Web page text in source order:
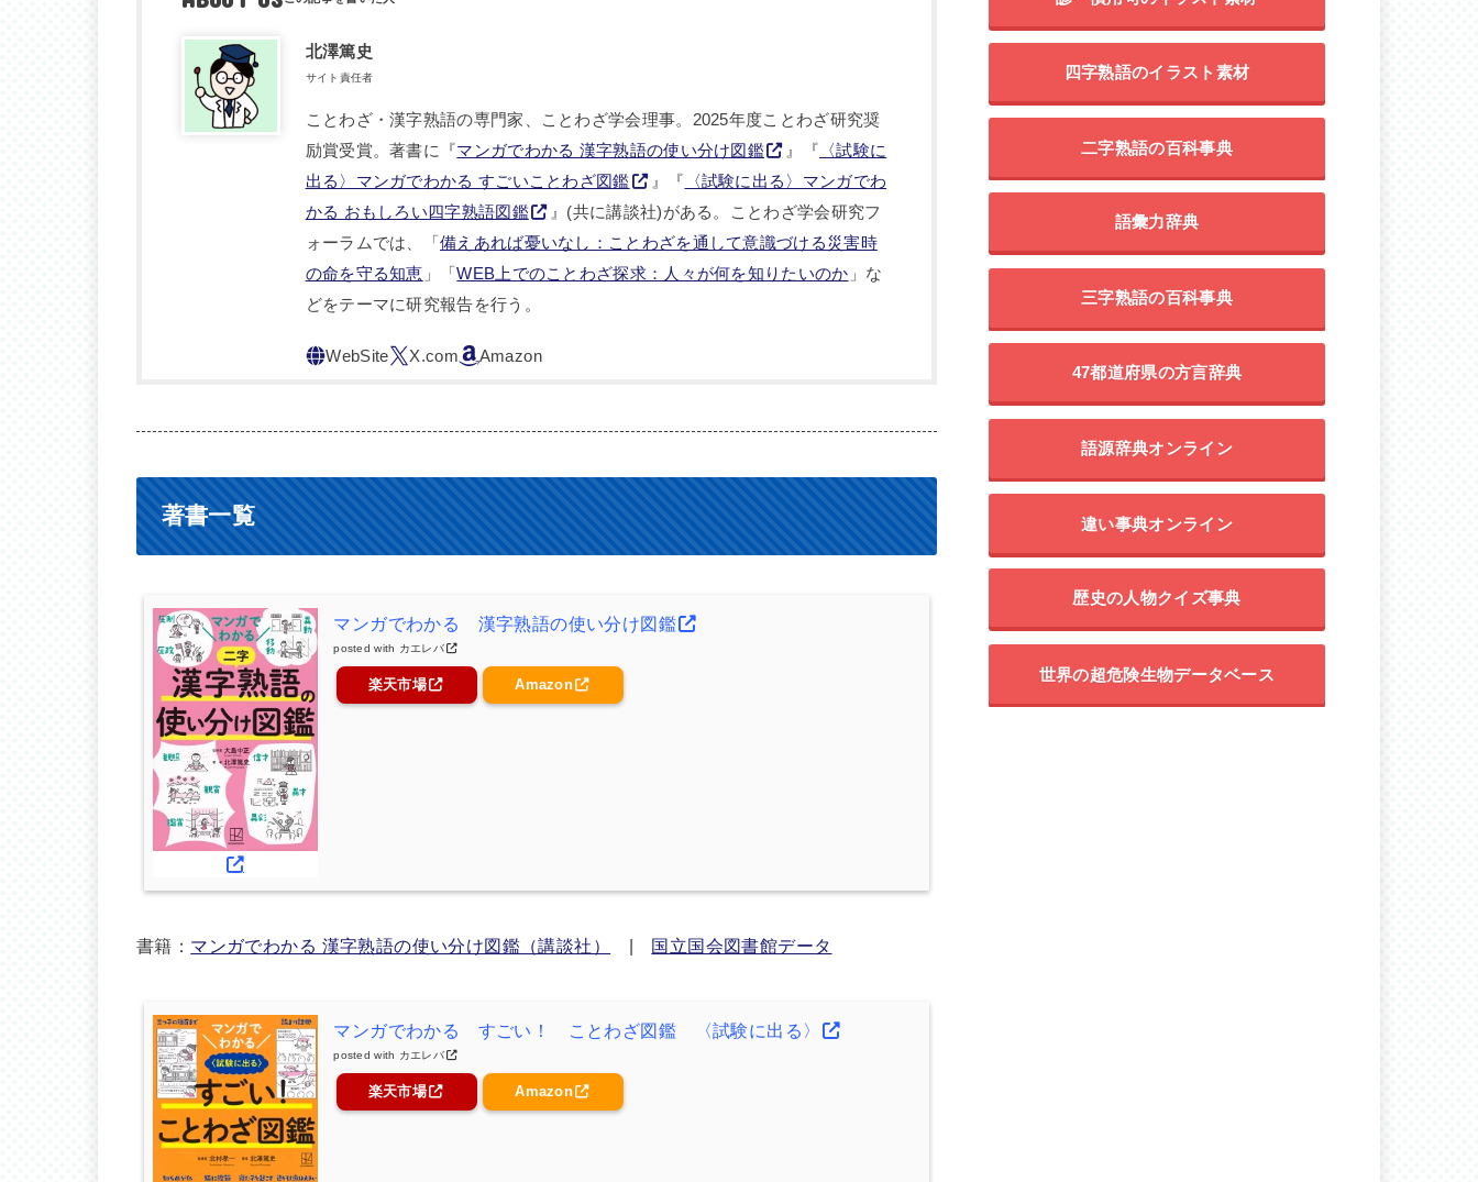
北澤篤史
サイト責任者
ことわざ・漢字熟語の専門家、ことわざ学会理事。2025年度ことわざ研究奨
励賞受賞。著書に『マンガでわかる 漢字熟語の使い分け図鑑 』『 〈試験に
出る〉マンガでわかる すごいことわざ図鑑
』『 〈試験に出る〉マンガでわ
かる おもしろい四字熟語図鑑
』(共に講談社)がある。ことわざ学会研究フ
ォーラムでは、「備えあれば憂いなし：ことわざを通して意識づける災害時
の命を守る知恵 」「WEB上でのことわざ探求：人々が何を知りたいのか 」な
どをテーマに研究報告を行う。
著書一覧
マンガでわかる 漢字熟語の使い分け図鑑
posted with カエレバ
楽天市場 Amazon
書籍： マンガでわかる 漢字熟語の使い分け図鑑（講談社） | 国立国会図書館データ
マンガでわかる すごい！ ことわざ図鑑 〈試験に出る〉
posted with カエレバ
楽天市場 Amazon
四字熟語のイラスト素材
二字熟語の百科事典
語彙力辞典
三字熟語の百科事典
47都道府県の方言辞典
語源辞典オンライン
違い事典オンライン
歴史の人物クイズ事典
世界の超危険生物データベース